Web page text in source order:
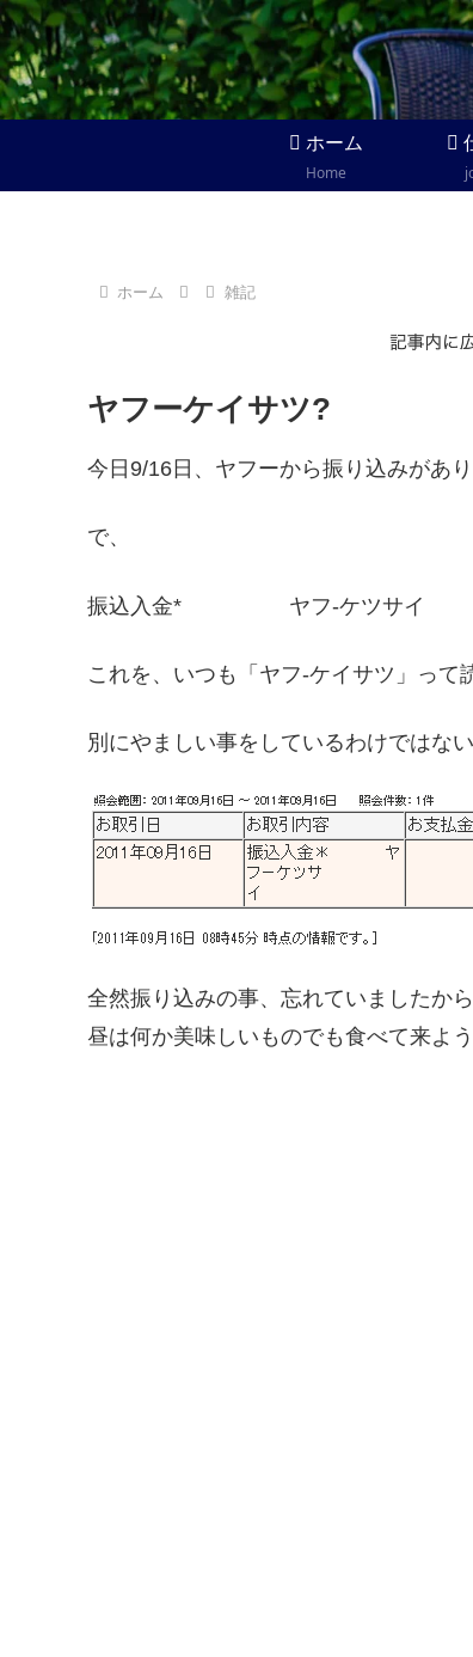
ホーム
Home
ホーム 雑記
ヤフーケイサツ?
今日9/16日、ヤフーから振り込みがあり
で、
振込入金* ヤフ-ケツサイ
これを、いつも「ヤフ-ケイサツ」って
別にやましい事をしているわけではな
全然振り込みの事、忘れていましたか
昼は何か美味しいものでも食べて来よ